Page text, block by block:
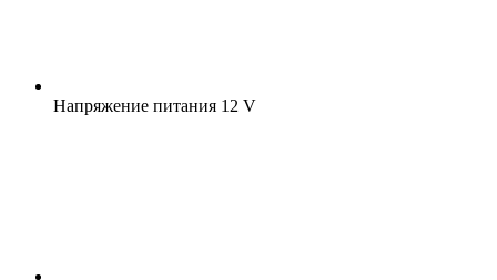
Напряжение питания 12 V